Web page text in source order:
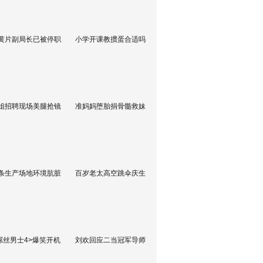
片副局长已被停职 小学开课教掼蛋合适吗
招聘现场美腿抢镜 准妈妈堕胎捐骨髓救妹
生产场地环境肮脏 百岁老太高空跳伞庆生
丝男士4>爆笑开机 刘欢回应二当冠军导师